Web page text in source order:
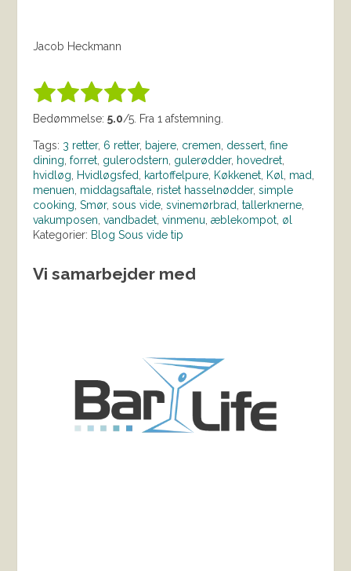
Jacob Heckmann
Bedøm denne vare: 1.00
Bedømmelse:5.0/5. Fra 1 afstemning.
Tags: 3 retter, 6 retter, bajere cremen dessert ,fine
dining ,forret gulerodstern gulerødder, hovedret
hvidløg
Hvidløgsfed kartoffelpure Køkkenet Køl mad
menuen middagsaftale ristet hasselnødder,simple
cooking ,Smør,sous vide ,svinemørbrad ,tallerknerne
vakumposen ,vandbadet ,vinmenu ,æblekompot øl
Kategorier: Blog Sous vide tip
Vi samarbejder med